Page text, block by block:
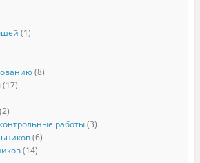
(1)
(8)
(17)
(2)
работы(3)
(6)
(14)